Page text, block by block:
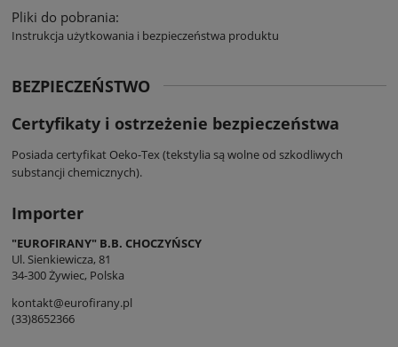
Pliki do pobrania:
Instrukcja użytkowania i bezpieczeństwa produktu
BEZPIECZEŃSTWO
Certyfikaty i ostrzeżenie bezpieczeństwa
Posiada certyfikat Oeko-Tex (tekstylia są wolne od szkodliwych
substancji chemicznych).
Importer
"EUROFIRANY" B.B. CHOCZYŃSCY
Ul. Sienkiewicza, 81
34-300 Żywiec, Polska
kontakt@eurofirany.pl
(33)8652366